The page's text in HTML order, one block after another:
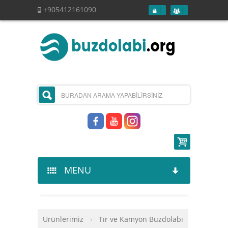
+905412161090
MENU
Hakkımızda
Ürünlerimiz
Ürünlerimiz › Tır ve Kamyon Buzdolabı